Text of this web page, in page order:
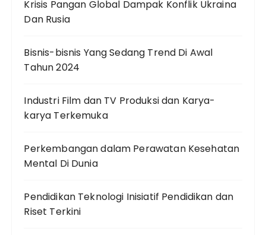
Krisis Pangan Global Dampak Konflik Ukraina
Dan Rusia
Bisnis-bisnis Yang Sedang Trend Di Awal
Tahun 2024
Industri Film dan TV Produksi dan Karya-
karya Terkemuka
Perkembangan dalam Perawatan Kesehatan
Mental Di Dunia
Pendidikan Teknologi Inisiatif Pendidikan dan
Riset Terkini